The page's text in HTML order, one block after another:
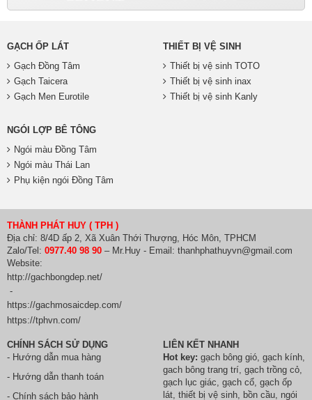
GẠCH ỐP LÁT
Gạch Đồng Tâm
Gạch Taicera
Gạch Men Eurotile
THIẾT BỊ VỆ SINH
Thiết bị vệ sinh TOTO
Thiết bị vệ sinh inax
Thiết bị vệ sinh Kanly
NGÓI LỢP BÊ TÔNG
Ngói màu Đồng Tâm
Ngói màu Thái Lan
Phụ kiện ngói Đồng Tâm
THÀNH PHÁT HUY ( TPH )
Địa chỉ: 8/4D ấp 2, Xã Xuân Thới Thượng, Hóc Môn, TPHCM
Zalo/Tel: 0977.40 98 90 – Mr.Huy - Email: thanhphathuyvn@gmail.com
Website:
http://gachbongdep.net/
-
https://gachmosaicdep.com/
https://tphvn.com/
CHÍNH SÁCH SỬ DỤNG
- Hướng dẫn mua hàng
- Hướng dẫn thanh toán
- Chính sách bảo hành
LIÊN KẾT NHANH
Hot key: gạch bông gió, gạch kính,
gach bông trang trí, gạch trồng cỏ,
gạch lục giác, gạch cổ, gạch ốp
lát, thiết bị vệ sinh, bồn cầu, ngói